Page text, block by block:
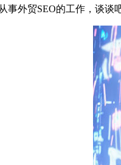
事外贸SEO的工作，谈谈